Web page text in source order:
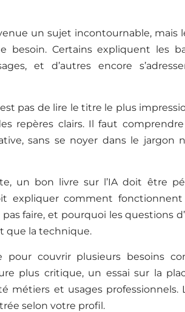
un sujet incontournable, mais
Certains expliquent les
et d’autres encore
pas de lire le titre le plus
repères clairs. Il faut
sans se noyer dans le jargon
un bon livre sur l’IA doit être
expliquer comment fonctionnent
faire, et pourquoi les questions
que la technique.
couvrir plusieurs besoins
plus critique, un essai sur la
métiers et usages professionnels.
selon votre profil.